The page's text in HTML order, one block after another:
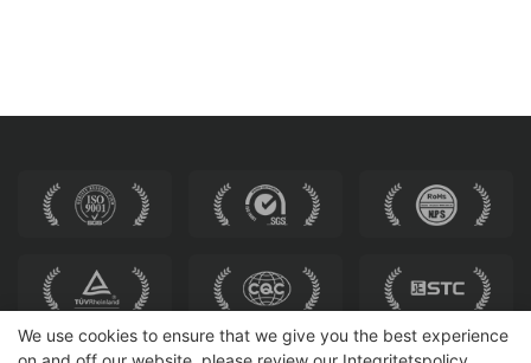
We use cookies to ensure that we give you the best experience